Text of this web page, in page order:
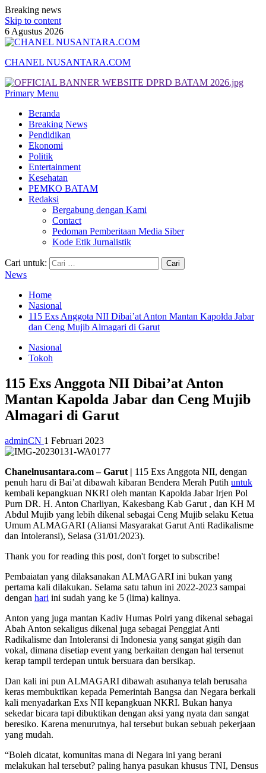
Breaking news
Skip to content
6 Agustus 2026
CHANEL NUSANTARA.COM
Primary Menu
Beranda
Breaking News
Pendidikan
Ekonomi
Politik
Entertainment
Kesehatan
PEMKO BATAM
Redaksi
Bergabung dengan Kami
Contact
Pedoman Pemberitaan Media Siber
Kode Etik Jurnalistik
Cari untuk:
News
Home
Nasional
115 Exs Anggota NII Dibai’at Anton Mantan Kapolda Jabar
dan Ceng Mujib Almagari di Garut
Nasional
Tokoh
115 Exs Anggota NII Dibai’at Anton
Mantan Kapolda Jabar dan Ceng Mujib
Almagari di Garut
adminCN 1 Februari 2023
Chanelnusantara.com – Garut | 115 Exs Anggota NII, dengan
penuh haru di Bai’at dibawah kibaran Bendera Merah Putih untuk
kembali kepangkuan NKRI oleh mantan Kapolda Jabar Irjen Pol
Purn DR. H. Anton Charliyan, Kakesbang Kab Garut , dan KH M
Abdul Mujib yang lebih dikenal sebagai Ceng Mujib selaku Ketua
Umum ALMAGARI (Aliansi Masyarakat Garut Anti Radikalisme
dan Intoleransi), Selasa (31/01/2023).
Thank you for reading this post, don't forget to subscribe!
Pembaiatan yang dilaksanakan ALMAGARI ini bukan yang
pertama kali dilakukan. Selama satu tahun ini 2022-2023 sampai
dengan hari ini sudah yang ke 5 (lima) kalinya.
Anton yang juga mantan Kadiv Humas Polri yang dikenal sebagai
Abah Anton sekaligus dikenal juga sebagai Penggiat Anti
Radikalisme dan Intoleransi di Indonesia yang sangat gigih dan
vokal, dimana disetiap event yang berkaitan dengan hal tersenut
kerap tampil terdepan untuk bersuara dan bersikap.
Dan kali ini pun ALMAGARI dibawah asuhanya telah berusaha
keras membuktikan kepada Pemerintah Bangsa dan Negara berkali
kali menyadarkan Exs NII kepangkuan NKRI. Bukan hanya
sekedar bicara tapi dibuktikan dengan aksi yang nyata dan sangat
beresiko. Karena menurutnya, hal tersebut bukan sebuah pekerjaan
yang mudah.
“Boleh dicatat, komunitas mana di Negara ini yang berani
melakukan hal tersebut? paling hanya pasukan khusus TNI, Densus